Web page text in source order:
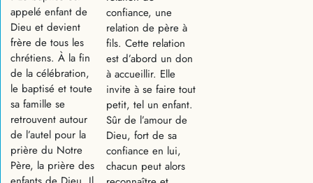
appelé enfant de
Dieu et devient
frère de tous les
chrétiens. À la fin
de la célébration,
le baptisé et toute
sa famille se
retrouvent autour
de l’autel pour la
prière du Notre
Père, la prière des
confiance, une
relation de père à
fils. Cette relation
est d’abord un don
à accueillir. Elle
invite à se faire tout
petit, tel un enfant.
Sûr de l’amour de
Dieu, fort de sa
confiance en lui,
chacun peut alors